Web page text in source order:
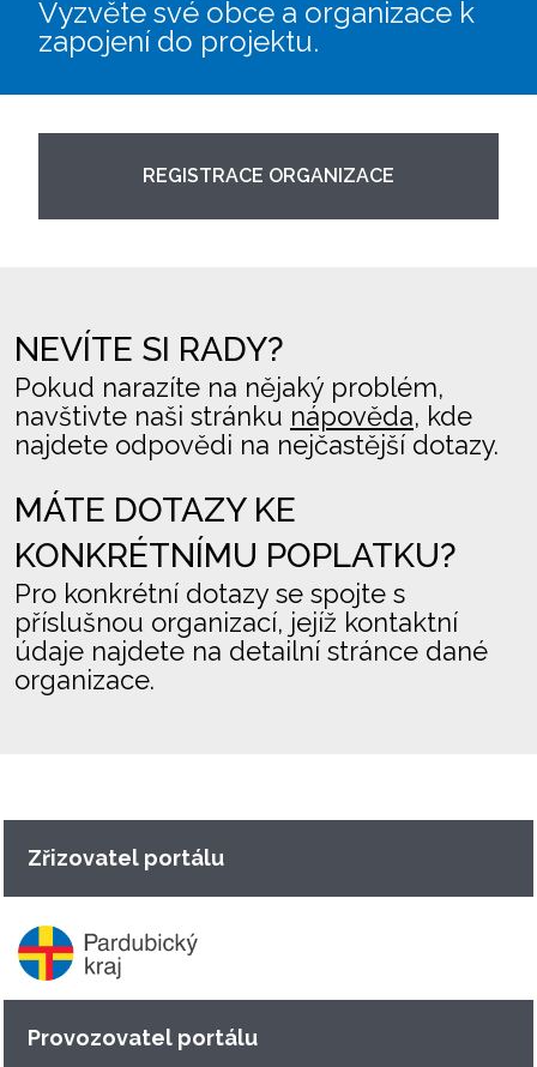
Vyzvěte své obce a organizace k
zapojení do projektu.
REGISTRACE ORGANIZACE
NEVÍTE SI RADY?
Pokud narazíte na nějaký problém,
navštivte naši stránku nápověda, kde
najdete odpovědi na nejčastější dotazy.
MÁTE DOTAZY KE
KONKRÉTNÍMU POPLATKU?
Pro konkrétní dotazy se spojte s
příslušnou organizací, jejíž kontaktní
údaje najdete na detailní stránce dané
organizace.
Zřizovatel portálu
Provozovatel portálu